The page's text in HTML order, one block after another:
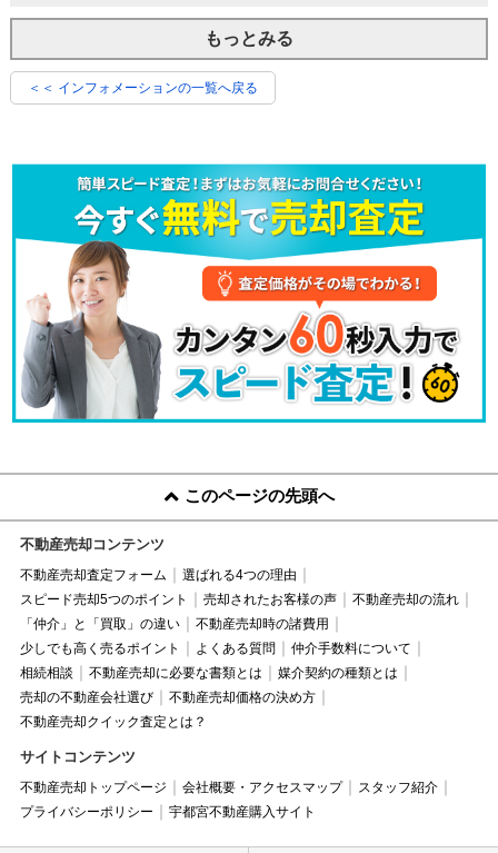
もっとみる
＜＜ インフォメーションの一覧へ戻る
このページの先頭へ
不動産売却コンテンツ
不動産売却査定フォーム
選ばれる4つの理由
スピード売却5つのポイント
売却されたお客様の声
不動産売却の流れ
「仲介」と「買取」の違い
不動産売却時の諸費用
少しでも高く売るポイント
よくある質問
仲介手数料について
相続相談
不動産売却に必要な書類とは
媒介契約の種類とは
売却の不動産会社選び
不動産売却価格の決め方
不動産売却クイック査定とは？
サイトコンテンツ
不動産売却トップページ 会社概要・アクセスマップ
スタッフ紹介
プライバシーポリシー
宇都宮不動産購入サイト